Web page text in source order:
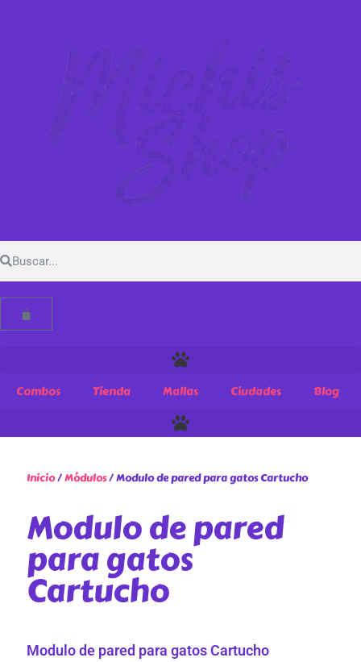
Combos Tienda Mallas Ciudades Blog
Inicio/Módulos/ Modulo de pared para gatos Cartucho
Modulo de pared
para gatos
Cartucho
Modulo de pared para gatos Cartucho